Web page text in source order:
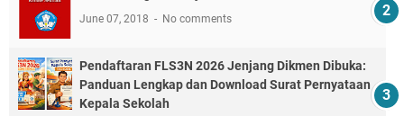
June 07, 2018 No comments
Pendaftaran FLS3N 2026 Jenjang Dikmen Dibuka:
Panduan Lengkap dan Download Surat Pernyataan
Kepala Sekolah